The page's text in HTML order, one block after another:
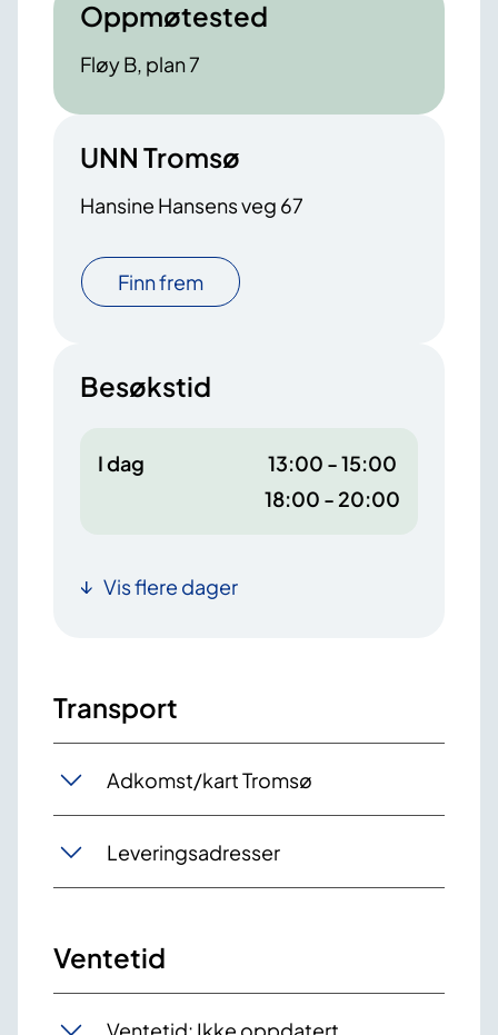
Oppmøtested
Fløy B, plan 7
UNN Tromsø
Hansine Hansens veg 67
Finn frem
Besøkstid
I dag
13:00 - 15:00
18:00 - 20:00
Vis flere dager
Transport
Adkomst/kart Tromsø
Leveringsadresser
Ventetid
Ventetid: Ikke oppdatert